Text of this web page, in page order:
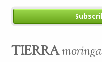
TIERRAmoringa